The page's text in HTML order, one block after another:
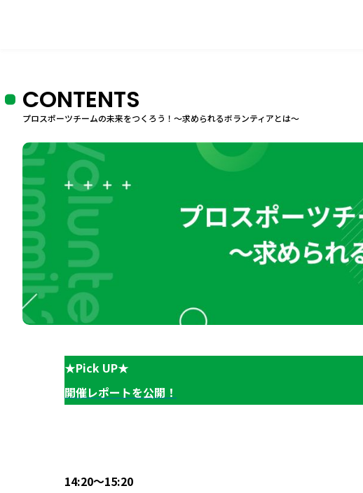
CONTENTS
プロスポーツチームの未来をつくろう！～求められるボランティアとは～
★Pick UP★
開催レポートを公開！
14:20～15:20